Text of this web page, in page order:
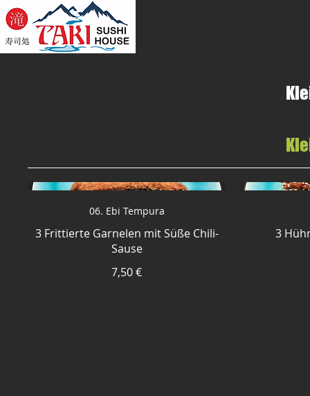
06. Ebi Tempura
3 Frittierte Garnelen mit Süße Chili-
Sause
7,50 €
3